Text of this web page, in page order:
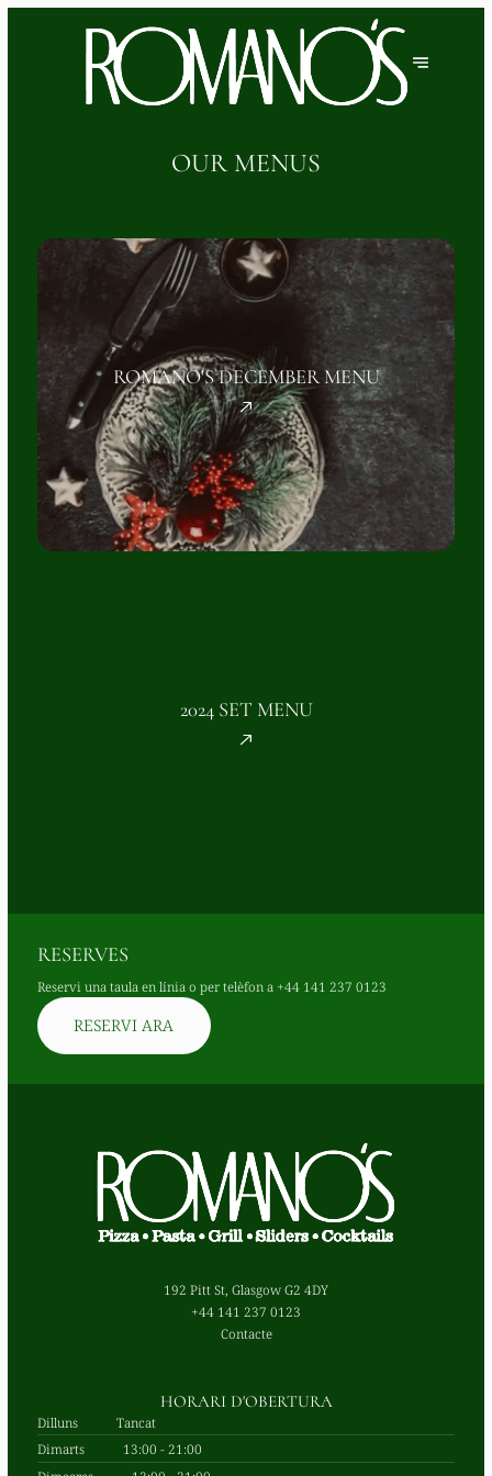
OUR MENUS
ROMANO'S DECEMBER MENU
2024 SET MENU
RESERVES
Reservi una taula en línia o per telèfon a +44 141 237 0123
RESERVI ARA
192 Pitt St, Glasgow G2 4DY
+44 141 237 0123
Contacte
HORARI D'OBERTURA
Dilluns
Tancat
Dimarts
13:00 - 21:00